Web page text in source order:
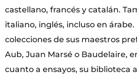
castellano, francés y catalán.
italiano, inglés, incluso en
colecciones de sus maestros
Aub, Juan Marsé o Baudelaire,
cuanto a ensayos, su biblioteca